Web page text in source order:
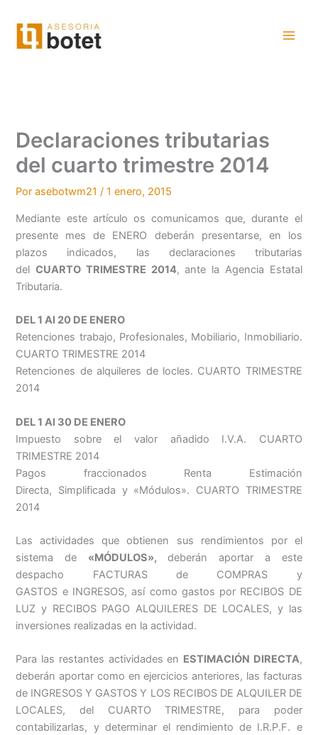
contenido
Declaraciones tributarias
del cuarto trimestre 2014
Porasebotwm21/1 enero, 2015
Mediante este artículo os comunicamos que, durante el
presente mes de ENERO deberán presentarse, en los
plazos indicados, las declaraciones tributarias
delCUARTO TRIMESTRE 2014, ante la Agencia Estatal
Tributaria.
DEL 1 Al 20 DE ENERO
Retenciones trabajo, Profesionales, Mobiliario, Inmobiliario.
CUARTO TRIMESTRE 2014
Retenciones de alquileres de locles. CUARTO TRIMESTRE
2014
DEL 1 Al 30 DE ENERO
Impuesto sobre el valor añadido I.V.A. CUARTO
TRIMESTRE 2014
Pagos fraccionados Renta Estimación
Directa, Simplificada y «Módulos». CUARTO TRIMESTRE
2014
Las actividades que obtienen sus rendimientos por el
sistema de «MÓDULOS»,deberán aportar a este
despacho FACTURAS de COMPRAS y
GASTOS e INGRESOS, así como gastos por RECIBOS DE
LUZ y RECIBOS PAGO ALQUILERES DE LOCALES, y las
inversiones realizadas en la actividad.
Para las restantes actividades en ESTIMACIÓN DIRECTA,
deberán aportar como en ejercicios anteriores, las facturas
de INGRESOS Y GASTOS Y LOS RECIBOS DE ALQUILER DE
LOCALES, del CUARTO TRIMESTRE, para poder
contabilizarlas, y determinar el rendimiento de I.R.P.F. e